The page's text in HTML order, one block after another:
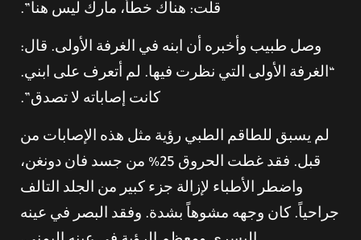
قلت: هناك خطأ، مارك ليس هنا”.
وصل طبيب وأخبره أن ابنه في الغرفة الأولى. قال:
“الغرفة الأولى التي نظرت فيها. لم أتعرف على ابني.
كانت إصاباته لا تصدق”.
لم يسبق للطاقم الطبي رؤية مثل هذه الإصابات من
قبل. فقد غطت الحروق 25% من جسد فان دونغن،
واضطر الأطباء لإزالة جزء كبير من الجلد التالف
جراحياً. كان وجهه مشوهاً بشدة. وفقد البصر في عينه